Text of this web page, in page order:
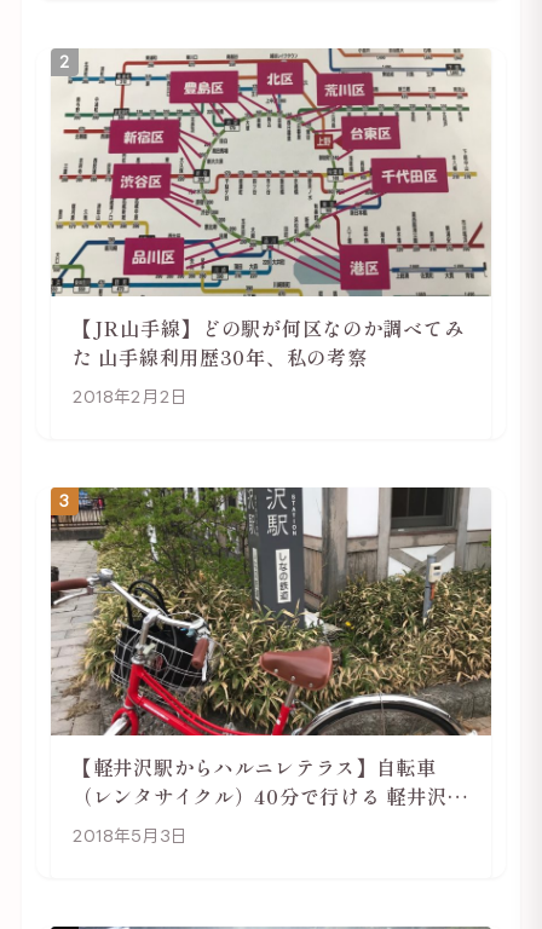
2
【JR山手線】どの駅が何区なのか調べてみ
た 山手線利用歴30年、私の考察
2018年2月2日
3
【軽井沢駅からハルニレテラス】自転車
（レンタサイクル）40分で行ける 軽井沢旅
行は自転車利用がおススメ
2018年5月3日